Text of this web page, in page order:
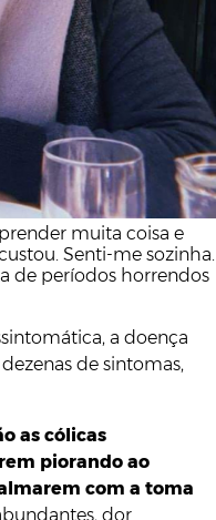
muita coisa e
Senti-me sozinha.
de períodos horrendos
a doença
de sintomas,
as cólicas
piorando ao
com a toma
dor